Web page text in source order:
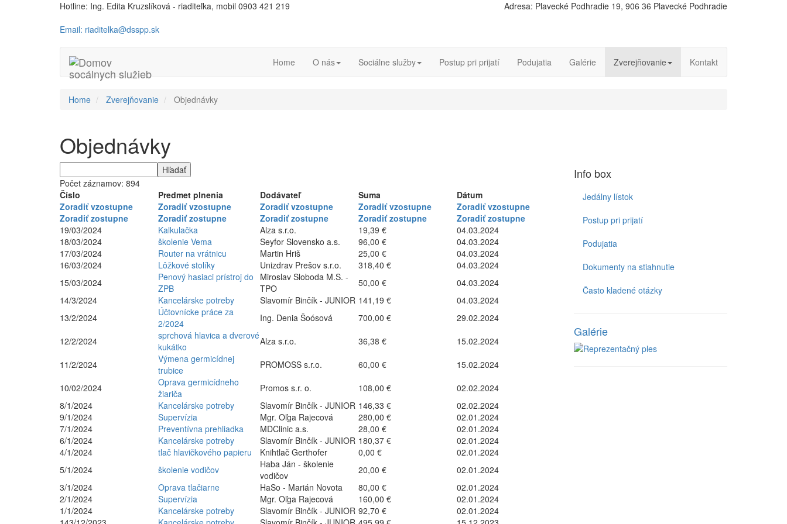
Hotline: Ing. Edita Kruzslíková - riaditeľka, mobil 0903 421 219
Email: riaditelka@dsspp.sk
Adresa: Plavecké Podhradie 19, 906 36 Plavecké Podhradie
Home O nás Sociálne služby Postup pri prijatí Podujatia Galérie Zverejňovanie Kontakt
Home Zverejňovanie Objednávky
Objednávky
Počet záznamov: 894
Číslo
Zoradiť vzostupne
Zoradiť zostupne
Predmet plnenia
Zoradiť vzostupne
Zoradiť zostupne
Dodávateľ
Zoradiť vzostupne
Zoradiť zostupne
Suma
Zoradiť vzostupne
Zoradiť zostupne
Dátum
Zoradiť vzostupne
Zoradiť zostupne
19/03/2024
Kalkulačka Alza s.r.o. 19,39 €
04.03.2024
18/03/2024
školenie Vema Seyfor Slovensko a.s. 96,00 €
04.03.2024
17/03/2024
Router na vrátnicu Martin Hriš 25,00 €
04.03.2024
16/03/2024
Lôžkové stolíky Unizdrav Prešov s.r.o. 318,40 €
04.03.2024
15/03/2024
Penový hasiaci prístroj do
ZPB
Miroslav Sloboda M.S. -
TPO
50,00 €
04.03.2024
14/3/2024
Kancelárske potreby Slavomír Binčík - JUNIOR 141,19 €
04.03.2024
13/2/2024
Účtovnícke práce za
2/2024
Ing. Denia Šoósová 700,00 €
29.02.2024
12/2/2024
sprchová hlavica a dverové
kukátko
Alza s.r.o. 36,38 €
15.02.2024
11/2/2024
Výmena germicídnej
trubice
PROMOSS s.r.o. 60,00 €
15.02.2024
10/02/2024
Oprava germicídneho
žiariča
Promos s.r. o. 108,00 €
02.02.2024
8/1/2024
Kancelárske potreby Slavomír Binčík - JUNIOR 146,33 €
02.02.2024
9/1/2024
Supervízia Mgr. Oľga Rajecová 280,00 €
02.01.2024
7/1/2024
Preventívna prehliadka MDClinic a.s. 28,00 €
02.01.2024
6/1/2024
Kancelárske potreby Slavomír Binčík - JUNIOR 180,37 €
02.01.2024
4/1/2024
tlač hlavičkového papieru Knihtlač Gerthofer 0,00 €
02.01.2024
5/1/2024
školenie vodičov
Haba Ján - školenie
vodičov
20,00 €
02.01.2024
3/1/2024
Oprava tlačiarne HaSo - Marián Novota 80,00 €
02.01.2024
2/1/2024
Supervízia Mgr. Oľga Rajecová 160,00 €
02.01.2024
1/1/2024
Kancelárske potreby Slavomír Binčík - JUNIOR 92,70 €
02.01.2024
Info box
Jedálny lístok
Postup pri prijatí
Podujatia
Dokumenty na stiahnutie
Často kladené otázky
Galérie